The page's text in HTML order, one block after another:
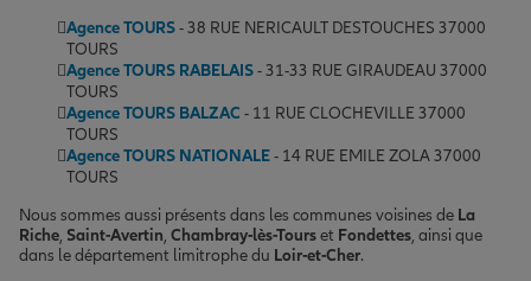
Agence TOURS- 38 RUE NERICAULT DESTOUCHES 37000
TOURS
Agence TOURS RABELAIS- 31-33 RUE GIRAUDEAU 37000
TOURS
Agence TOURS BALZAC - 11 RUE CLOCHEVILLE 37000
TOURS
Agence TOURS NATIONALE- 14 RUE EMILE ZOLA 37000
TOURS
Nous sommes aussi présents dans les communes voisines de La
Riche, Saint-Avertin, Chambray-lès-Tourset Fondettes, ainsi que
dans le département limitrophe du Loir-et-Cher.